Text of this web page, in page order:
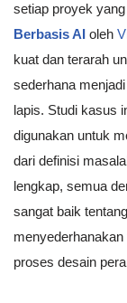
setiap proyek
Berbasis AI oleh
kuat dan terarah
sederhana
lapis. Studi kasus
digunakan untuk
dari definisi
lengkap, semua
sangat baik
proses desain